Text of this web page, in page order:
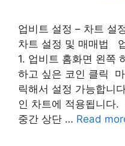
업비트 설정 – 차트 설
차트 설정 및 매매법
1. 업비트 홈화면 왼쪽
하고 싶은 코인 클릭
릭해서 설정 가능합니
인 차트에 적용됩니다
중간 상단 … Read